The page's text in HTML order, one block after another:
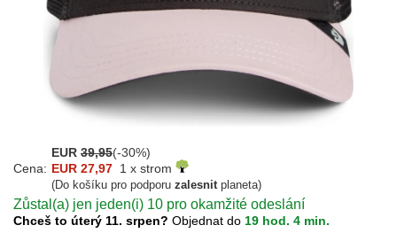
EUR 39,95(-30%)
Cena: EUR 27,97 1 x strom
(Do košíku pro podporu zalesnitplaneta)
Zůstal(a) jen jeden(i) 10 pro okamžité odeslání
Chceš to úterý 11. srpen? Objednat do 19 hod. 4 min.